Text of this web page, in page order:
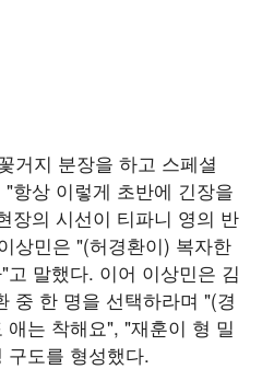
거지 분장을 하고 스페셜
항상 이렇게 초반에 긴장을
장의 시선이 티파니 영의 반
상민은 "(허경환이) 복자한
말했다. 이어 이상민은 김
중 한 명을 선택하라며 "(경
는 착해요", "재훈이 형 밀
구도를 형성했다.